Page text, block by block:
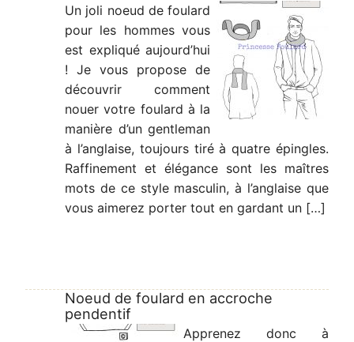
Un joli noeud de foulard
pour les hommes vous
est expliqué aujourd’hui
! Je vous propose de
découvrir comment
nouer votre foulard à la
manière d’un gentleman
à l’anglaise, toujours tiré à quatre épingles.
Raffinement et élégance sont les maîtres
mots de ce style masculin, à l’anglaise que
vous aimerez porter tout en gardant un […]
Noeud de foulard en accroche
pendentif
Apprenez donc à